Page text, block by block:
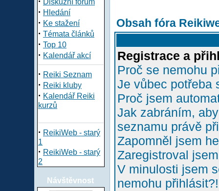
Diskuzní fórum
· Hledání
· Ke stažení
· Témata článků
· Top 10
· Kalendář akcí
· Reiki Seznam
· Reiki kluby
· Kalendář Reiki
kurzů
· ReikiWeb - starý
1
· ReikiWeb - starý
2
Návštěvnost
Obsah fóra
Registrace a
Proč se nemohu
Je vůbec potřeba
Proč jsem
Jak zabráním,
seznamu právě
Zapomněl jsem
Zaregistroval
V minulosti jsem
nemohu přihlásit?!